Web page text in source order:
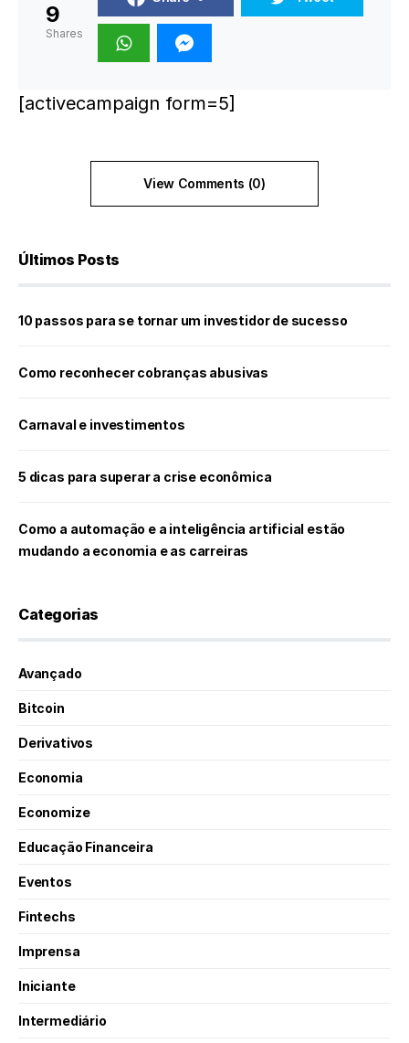
9
Shares
[activecampaign form=5]
View Comments (0)
Últimos Posts
10 passos para se tornar um investidor de sucesso
Como reconhecer cobranças abusivas
Carnaval e investimentos
5 dicas para superar a crise econômica
Como a automação e a inteligência artificial estão
mudando a economia e as carreiras
Categorias
Avançado
Bitcoin
Derivativos
Economia
Economize
Educação Financeira
Eventos
Fintechs
Imprensa
Iniciante
Intermediário